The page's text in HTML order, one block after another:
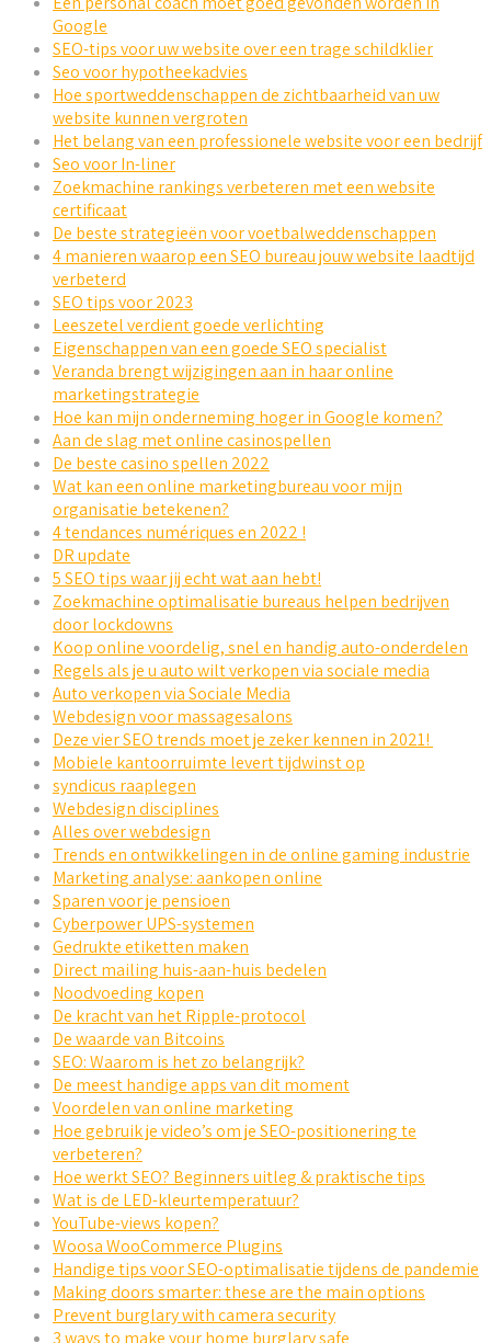
Google
SEO-tips voor uw website over een trage schildklier
Seo voor hypotheekadvies
Hoe sportweddenschappen de zichtbaarheid van uw
website kunnen vergroten
Het belang van een professionele website voor een bedrijf
Seo voor In-liner
Zoekmachine rankings verbeteren met een website
certificaat
De beste strategieën voor voetbalweddenschappen
4 manieren waarop een SEO bureau jouw website laadtijd
verbeterd
SEO tips voor 2023
Leeszetel verdient goede verlichting
Eigenschappen van een goede SEO specialist
Veranda brengt wijzigingen aan in haar online
marketingstrategie
Hoe kan mijn onderneming hoger in Google komen?
Aan de slag met online casinospellen
De beste casino spellen 2022
Wat kan een online marketingbureau voor mijn
organisatie betekenen?
4 tendances numériques en 2022 !
DR update
5 SEO tips waar jij echt wat aan hebt!
Zoekmachine optimalisatie bureaus helpen bedrijven
door lockdowns
Koop online voordelig, snel en handig auto-onderdelen
Regels als je u auto wilt verkopen via sociale media
Auto verkopen via Sociale Media
Webdesign voor massagesalons
Deze vier SEO trends moet je zeker kennen in 2021!
Mobiele kantoorruimte levert tijdwinst op
syndicus raaplegen
Webdesign disciplines
Alles over webdesign
Trends en ontwikkelingen in de online gaming industrie
Marketing analyse: aankopen online
Sparen voor je pensioen
Cyberpower UPS-systemen
Gedrukte etiketten maken
Direct mailing huis-aan-huis bedelen
Noodvoeding kopen
De kracht van het Ripple-protocol
De waarde van Bitcoins
SEO: Waarom is het zo belangrijk?
De meest handige apps van dit moment
Voordelen van online marketing
Hoe gebruik je video’s om je SEO-positionering te
verbeteren?
Hoe werkt SEO? Beginners uitleg & praktische tips
Wat is de LED-kleurtemperatuur?
YouTube-views kopen?
Woosa WooCommerce Plugins
Handige tips voor SEO-optimalisatie tijdens de pandemie
Making doors smarter: these are the main options
Prevent burglary with camera security
3 ways to make your home burglary safe